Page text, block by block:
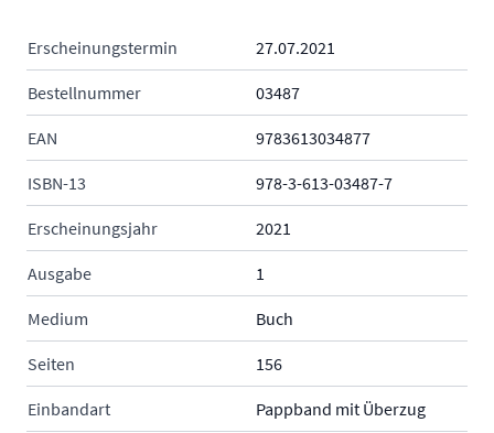
Erscheinungstermin 27.07.2021
Bestellnummer 03487
EAN 9783613034877
ISBN-13 978-3-613-03487-7
Erscheinungsjahr 2021
Ausgabe 1
Medium Buch
Seiten 156
Einbandart Pappband mit Überzug